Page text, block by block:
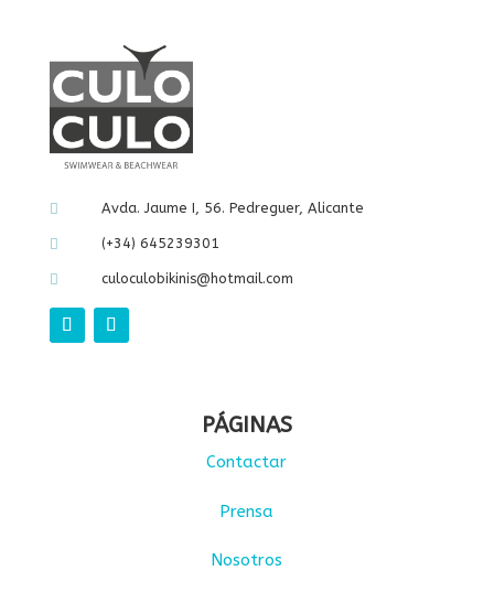
 Avda. Jaume I, 56. Pedreguer, Alicante
 (+34) 645239301
 culoculobikinis@hotmail.com
PÁGINAS
Contactar
Prensa
Nosotros